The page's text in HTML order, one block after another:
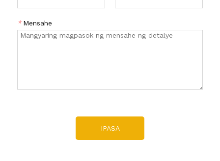
* Mensahe
IPASA